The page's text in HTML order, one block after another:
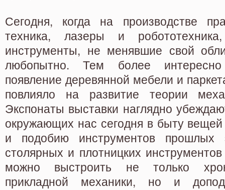
Сегодня, когда на производстве
техника, лазеры и
инструменты, не менявшие свой
любопытно. Тем более
появление деревянной мебели и
повлияло на развитие теории
Экспонаты выставки наглядно
окружающих нас сегодня в быту
и подобию инструментов прошлых
столярных и плотницких
можно выстроить не только
прикладной механики, но и